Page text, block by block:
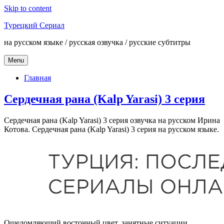
Skip to content
Турецкий Сериал
на русском языке / русская озвучка / русские субтитры
Menu
Главная
Сердечная рана (Kalp Yarasi) 3 серия
Сердечная рана (Kalp Yarasi) 3 серия озвучка на русском Ирина
Котова. Сердечная рана (Kalp Yarasi) 3 серия на русском языке.